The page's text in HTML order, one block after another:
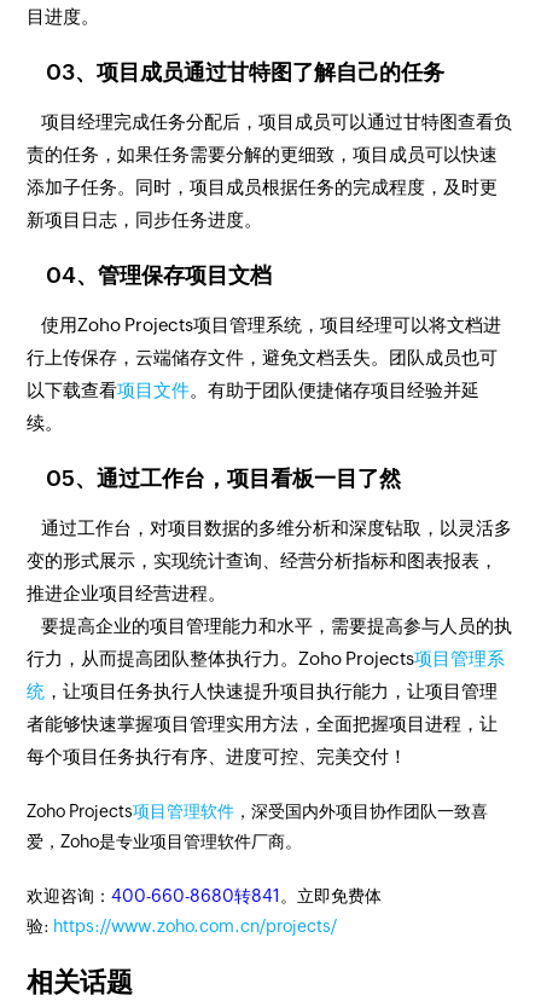
目进度。
03、项目成员通过甘特图了解自己的任务
项目经理完成任务分配后，项目成员可以通过甘特图查看负
责的任务，如果任务需要分解的更细致，项目成员可以快速
添加子任务。同时，项目成员根据任务的完成程度，及时更
新项目日志，同步任务进度。
04、管理保存项目文档
使用Zoho Projects项目管理系统，项目经理可以将文档进
行上传保存，云端储存文件，避免文档丢失。团队成员也可
以下载查看项目文件。有助于团队便捷储存项目经验并延
续。
05、通过工作台，项目看板一目了然
通过工作台，对项目数据的多维分析和深度钻取，以灵活多
变的形式展示，实现统计查询、经营分析指标和图表报表，
推进企业项目经营进程。
要提高企业的项目管理能力和水平，需要提高参与人员的执
行力，从而提高团队整体执行力。Zoho Projects项目管理系
统 ，让项目任务执行人快速提升项目执行能力，让项目管理
者能够快速掌握项目管理实用方法，全面把握项目进程，让
每个项目任务执行有序、进度可控、完美交付！
Zoho Projects项目管理软件 ，深受国内外项目协作团队一致喜
爱，Zoho是专业项目管理软件厂商。
欢迎咨询：400-660-8680转841 。立即免费体
验: https://www.zoho.com.cn/projects/
相关话题